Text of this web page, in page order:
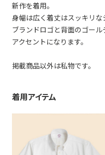
新作を着用。
身幅は広く着丈はスッキリ
ブランドロゴと背面のゴー
アクセントになります。
掲載商品以外は私物です。
着用アイテム